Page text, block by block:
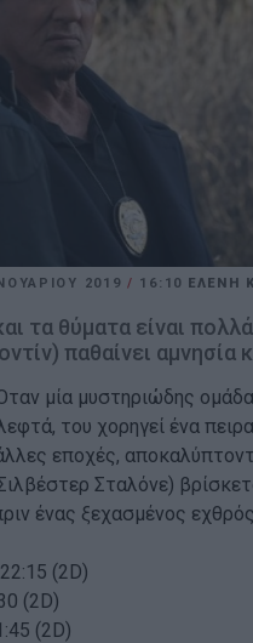
2019/ 16:10 ΕΛΈΝΗ
τα θύματα είναι
παθαίνει αμνησία
μία μυστηριώδης
του χορηγεί ένα
εποχές,
Σταλόνε)
ένας ξεχασμένος
(2D)
(2D)
(2D)